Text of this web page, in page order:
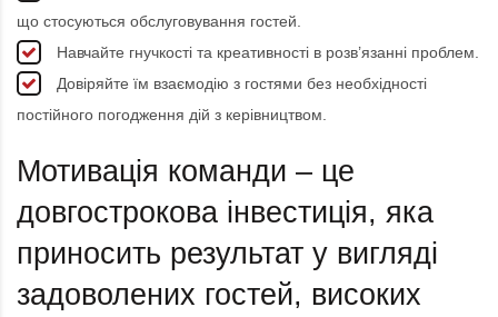
що стосуються обслуговування гостей.
Навчайте гнучкості та креативності в розв’язанні проблем.
Довіряйте їм взаємодію з гостями без необхідності
постійного погодження дій з керівництвом.
Мотивація команди – це
довгострокова інвестиція, яка
приносить результат у вигляді
задоволених гостей, високих